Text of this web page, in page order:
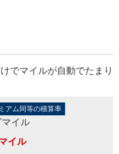
でマイルが自動でたまり
アム同等の積算率
マイル
イル